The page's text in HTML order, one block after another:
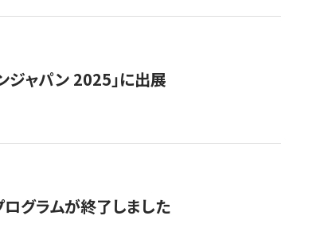
ジャパン 2025」に出展
グラムが終了しました